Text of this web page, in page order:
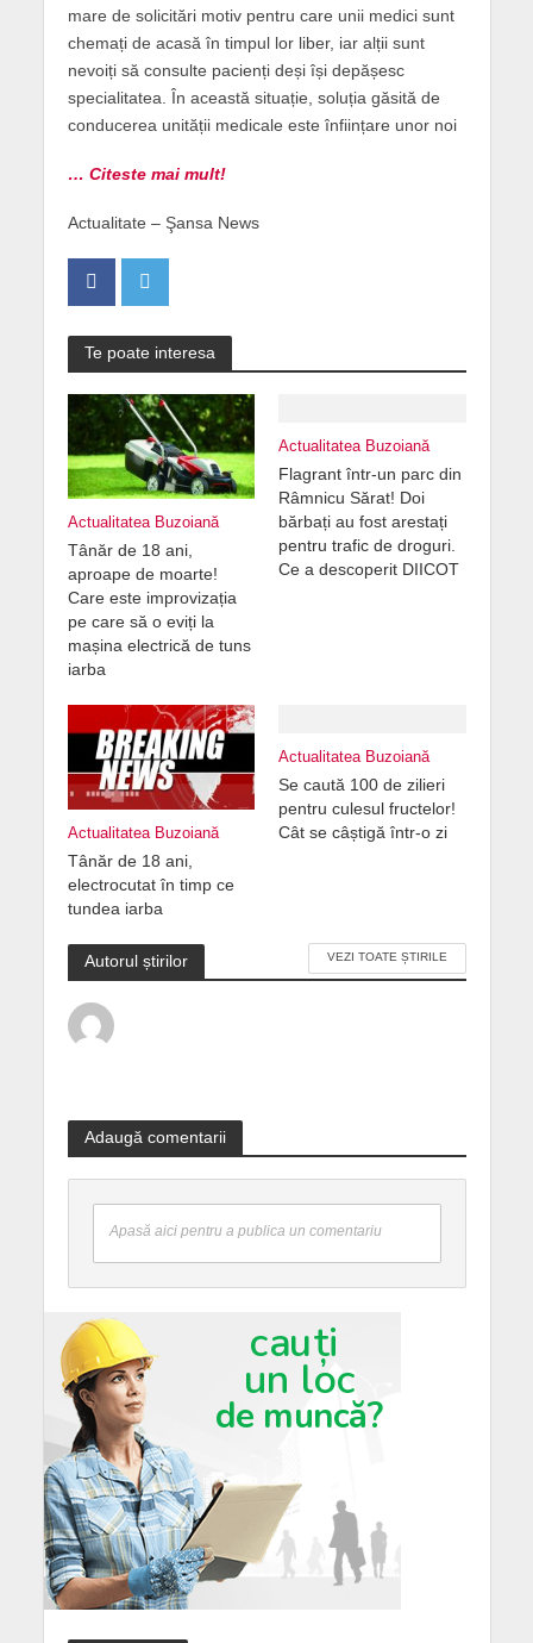
mare de solicitări motiv pentru care unii medici sunt
chemați de acasă în timpul lor liber, iar alții sunt
nevoiți să consulte pacienți deși își depășesc
specialitatea. În această situație, soluția găsită de
conducerea unității medicale este înființare unor noi
… Citeste mai mult!
Actualitate – Şansa News
Te poate interesa
Actualitatea Buzoiană
Tânăr de 18 ani,
aproape de moarte!
Care este improvizația
pe care să o eviți la
mașina electrică de tuns
iarba
Actualitatea Buzoiană
Flagrant într-un parc din
Râmnicu Sărat! Doi
bărbați au fost arestați
pentru trafic de droguri.
Ce a descoperit DIICOT
Actualitatea Buzoiană
Tânăr de 18 ani,
electrocutat în timp ce
tundea iarba
Actualitatea Buzoiană
Se caută 100 de zilieri
pentru culesul fructelor!
Cât se câștigă într-o zi
Autorul știrilor VEZI TOATE ȘTIRILE
Adaugă comentarii
Apasă aici pentru a publica un comentariu